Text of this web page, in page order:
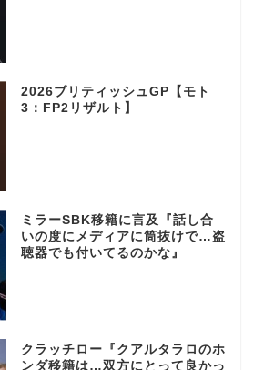
2026ブリティッシュGP【モト
3：FP2リザルト】
ミラーSBK移籍に言及『話し合
いの度にメディアに筒抜けで…盗
聴器でも付いてるのかな』
クラッチロー『クアルタラロのホ
ンダ移籍は…双方にとって良かっ